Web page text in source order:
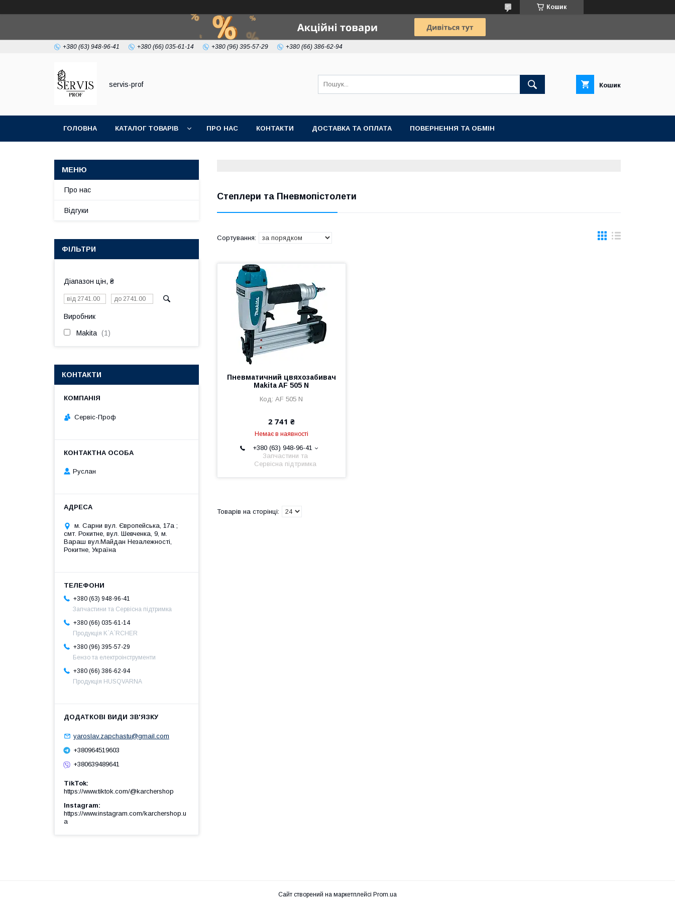
Кошик
+380 (63) 948-96-41 +380 (66) 035-61-14 +380 (96) 395-57-29 +380 (66) 386-62-94
servis-prof Кошик
ГОЛОВНА КАТАЛОГ ТОВАРІВ ПРО НАС КОНТАКТИ ДОСТАВКА ТА ОПЛАТА ПОВЕРНЕННЯ ТА ОБМІН
Степлери та Пневмопістолети
Пневматичний цвяхозабивач
Makita AF 505 N
AF 505 N
2 741 ₴
Немає в наявності
+380 (63) 948-96-41
Запчастини та
Сервісна підтримка
Про нас
Відгуки
ФІЛЬТРИ
Діапазон цін, ₴
Виробник
Makita 1
КОНТАКТИ
Сервіс-Проф
Руслан
м. Сарни вул. Європейська, 17а ;
смт. Рокитне, вул. Шевченка, 9, м.
Вараш вул.Майдан Незалежності,
Рокитне, Україна
+380 (63) 948-96-41
Запчастини та Сервісна підтримка
+380 (66) 035-61-14
Продукція K`A`RCHER
+380 (96) 395-57-29
Бензо та електроінструменти
+380 (66) 386-62-94
Продукція HUSQVARNA
yaroslav.zapchastu@gmail.com
+380964519603
+380639489641
TikTok
https://www.tiktok.com/@karchershop
Instagram
https://www.instagram.com/karchershop.u
a
Сайт створений на маркетплейсі Prom.ua